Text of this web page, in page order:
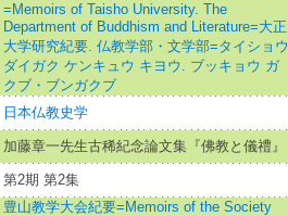
=Memoirs of Taisho University. The
Department of Buddhism and Literature=大正
大学研究紀要. 仏教学部・文学部=タイショウ
ダイガク ケンキュウ キヨウ. ブッキョウ ガ
クブ・ブンガクブ
日本仏教史学
加藤章一先生古稀紀念論文集『佛教と儀禮』
第2期 第2集
豊山教学大会紀要=Memoirs of the Society